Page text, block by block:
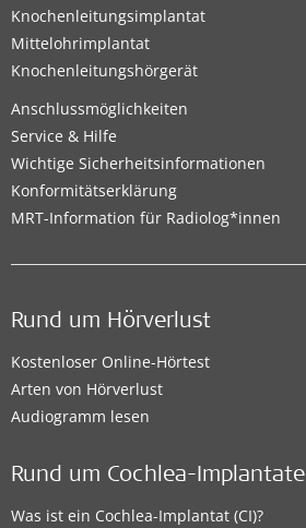
Knochenleitungsimplantat
Mittelohrimplantat
Knochenleitungshörgerät
Anschlussmöglichkeiten
Service & Hilfe
Wichtige Sicherheitsinformationen
Konformitätserklärung
MRT-Information für Radiolog*innen
Rund um Hörverlust
Kostenloser Online-Hörtest
Arten von Hörverlust
Audiogramm lesen
Rund um Cochlea-Implantate
Was ist ein Cochlea-Implantat (CI)?